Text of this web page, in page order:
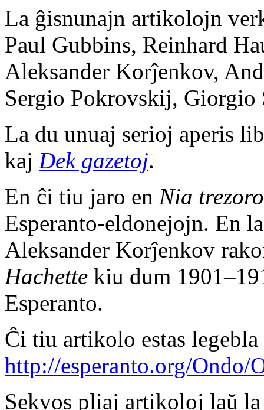
La ĝisnunajn artikolojn
Paul Gubbins, Reinhard
Aleksander Korĵenkov,
Sergio Pokrovskij, Giorgio
La du unuaj serioj aperis
kaj Dek gazetoj.
En ĉi tiu jaro en Nia
Esperanto-eldonejojn. En
Aleksander Korĵenkov
Hachette kiu dum
Esperanto.
Ĉi tiu artikolo estas
http://esperanto.org/Ondo/
Sekvos pliaj artikoloj laŭ